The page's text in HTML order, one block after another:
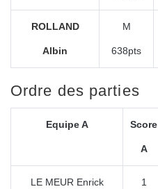
ROLLAND
Albin
M
638pts
Ordre des parties
Equipe A Score
A
LE MEUR Enrick 1